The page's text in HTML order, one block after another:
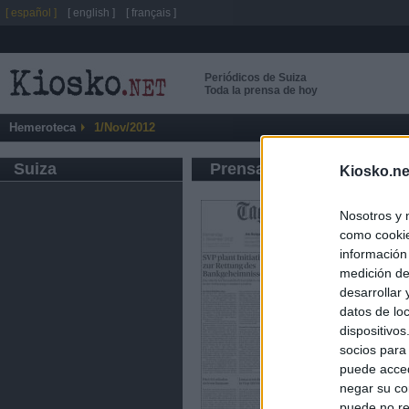
Nosotros y
como
medición
desarrollar
datos de
socios
puede
negar su
Periódicos de Suiza
Toda la prensa de hoy
Hemeroteca 1/Nov/2012
Suiza Prensa de Información
[ español ] [ english ] [ français ]